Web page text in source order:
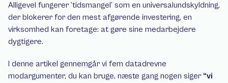
Alligevel fungerer ‘tidsmangel’ som en universalundskyldning,
der blokerer for den mest afgørende investering, en
virksomhed kan foretage: at gøre sine medarbejdere
dygtigere.
I denne artikel gennemgår vi fem datadrevne
modargumenter, du kan bruge, næste gang nogen siger “vi